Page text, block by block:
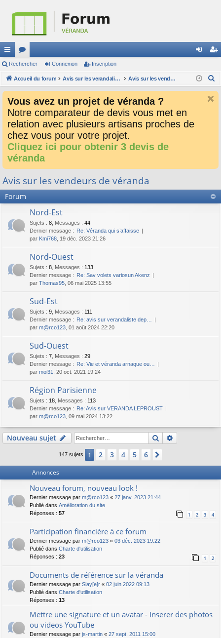
ac
co
ci
or
u
s
ne cri
Rechercher Connexion Inscription
Accueil du forum Avis sur les verandalistes et les devis Avis sur les vendeurs de véranda
Vous avez un projet de véranda ?
Notre comparateur de devis vous met en
relation avec plusieurs artisans proches de
chez vous pour votre projet.
Cliquez ici pour obtenir 3 devis de
véranda
Avis sur les vendeurs de véranda
Forum
Nord-Est
Sujets : 8 Messages : 44
Dernier message : Re: Véranda qui s’affaisse
par Kmi768 , 19 déc. 2023 21:26
Nord-Ouest
Sujets : 8 Messages : 133
Dernier message : Re: Sav volets variosun Akenz
par Thomas95 , 06 mai 2025 13:55
Sud-Est
Sujets : 9 Messages : 111
Dernier message : Re: avis sur verandaliste dep…
par m@rco123 , 01 août 2024 22:20
Sud-Ouest
Sujets : 7 Messages : 29
Dernier message : Re: Vie et véranda arnaque ou…
par moi31 , 20 oct. 2021 19:24
Région Parisienne
Sujets : 18 Messages : 113
Dernier message : Re: Avis sur VERANDA LEPROUST
par m@rco123 , 09 mai 2024 13:22
Nouveau sujet Rechercher
147 sujets 1 2 3 4 5 6
Annonces
Nouveau forum, nouveau look !
Dernier message par m@rco123 « 27 janv. 2023 21:44
Publié dans Amélioration du site
Réponses : 57 1 2 3 4
Participation financière à ce forum
Dernier message par m@rco123 « 03 déc. 2023 19:22
Publié dans Charte d'utilisation
Réponses : 23 1 2
Documents de référence sur la véranda
Dernier message par Slay[e]r « 02 juin 2022 09:13
Publié dans Charte d'utilisation
Réponses : 13
Mettre une signature et un avatar - Inserer des photos
ou videos YouTube
Dernier message par js-martin « 27 sept. 2011 15:00